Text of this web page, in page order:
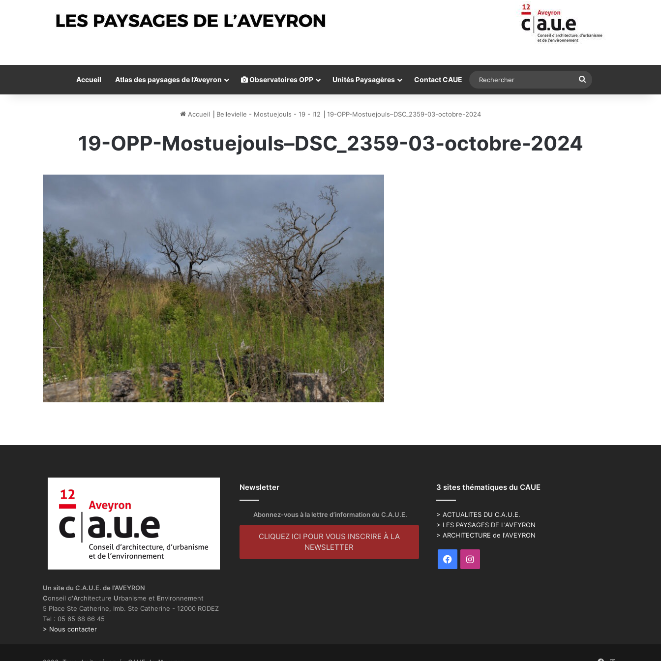
Accueil Atlas des paysages de l’Aveyron Observatoires OPP Unités Paysagères Contact CAUE Rechercher
Accueil Bellevielle - Mostuejouls - 19 - I12 19-OPP-Mostuejouls–DSC_2359-03-octobre-2024
19-OPP-Mostuejouls–DSC_2359-03-octobre-2024
Un site du C.A.U.E. de l'AVEYRON
Conseil d'Architecture Urbanisme et Environnement
5 Place Ste Catherine, Imb. Ste Catherine - 12000 RODEZ
Tel : 05 65 68 66 45
> Nous contacter
Newsletter
Abonnez-vous à la lettre d’information du C.A.U.E.
CLIQUEZ ICI POUR VOUS INSCRIRE À LA
NEWSLETTER
3 sites thématiques du CAUE
> ACTUALITES DU C.A.U.E.
> LES PAYSAGES DE L'AVEYRON
> ARCHITECTURE de l'AVEYRON
FacebookInstagram